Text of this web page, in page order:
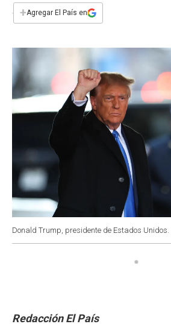
e
b
s
t
i
l
+Agregar El País en
Donald Trump, presidente de Estados Unidos.
Redacción El País